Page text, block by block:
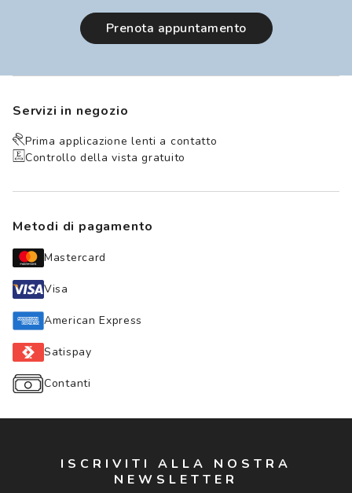
prenota appuntamento
Servizi in negozio
Prima applicazione lenti a contatto
Controllo della vista gratuito
Metodi di pagamento
Mastercard
Satispay
Visa
Contanti
American Express
ISCRIVITI ALLA NOSTRA
NEWSLETTER